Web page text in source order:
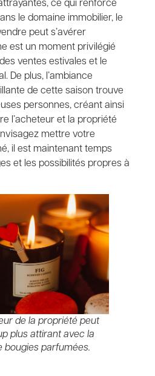
le domaine immobilier, le
peut s’avérer
est un moment privilégié
ventes estivales et le
De plus, l’ambiance
de cette saison trouve
personnes, créant ainsi
l’acheteur et la propriété
mettre votre
il est maintenant temps
et les possibilités propres à
de la propriété peut
plus attirant avec la
bougies parfumées.